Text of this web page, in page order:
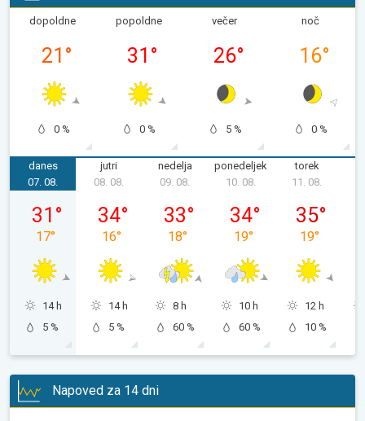
dopoldne
21 °
0 %
popoldne
31 °
0 %
večer
26°
5 %
noč
16°
0 %
danes
petek, 07. 08.
07. 08.
31 °
17°
14 h
5 %
jutri
08. 08.
34°
16°
14 h
5 %
nedelja
09. 08.
33°
18°
8 h
60 %
ponedeljek
10. 08.
34°
19°
10 h
60 %
torek
11. 08.
35°
19°
12 h
10 %
Napoved za 14 dni